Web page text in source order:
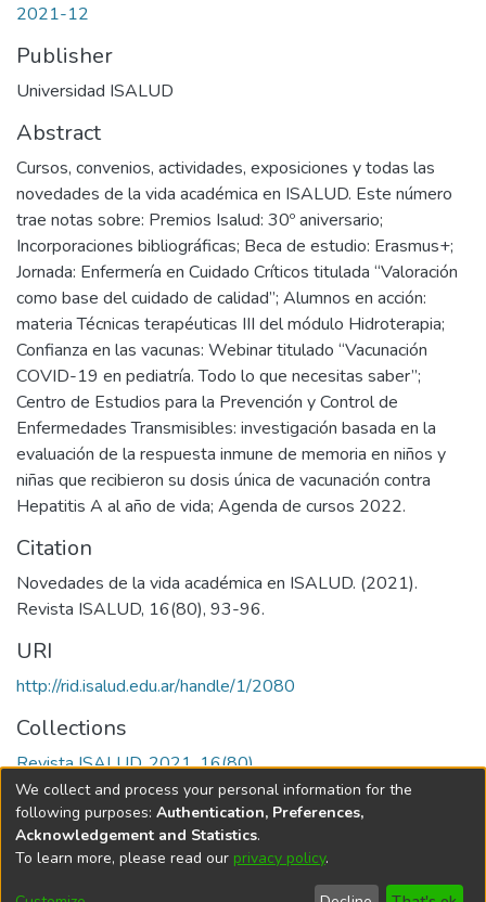
2021-12
Publisher
Universidad ISALUD
Abstract
Cursos, convenios, actividades, exposiciones y todas las
novedades de la vida académica en ISALUD. Este número
trae notas sobre: Premios Isalud: 30º aniversario;
Incorporaciones bibliográficas; Beca de estudio: Erasmus+;
Jornada: Enfermería en Cuidado Críticos titulada “Valoración
como base del cuidado de calidad”; Alumnos en acción:
materia Técnicas terapéuticas III del módulo Hidroterapia;
Confianza en las vacunas: Webinar titulado “Vacunación
COVID-19 en pediatría. Todo lo que necesitas saber”;
Centro de Estudios para la Prevención y Control de
Enfermedades Transmisibles: investigación basada en la
evaluación de la respuesta inmune de memoria en niños y
niñas que recibieron su dosis única de vacunación contra
Hepatitis A al año de vida; Agenda de cursos 2022.
Citation
Novedades de la vida académica en ISALUD. (2021).
Revista ISALUD, 16(80), 93-96.
URI
http://rid.isalud.edu.ar/handle/1/2080
Collections
Revista ISALUD, 2021, 16(80)
Full item page
DSpace softwarecopyright © 2002-2026
Cookie End User Send
We collect and process your personal information for the
following purposes: Authentication, Preferences,
Acknowledgement and Statistics.
To learn more, please read our privacy policy.